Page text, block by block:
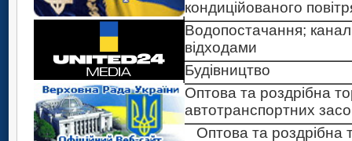
кондиційованого
Водопостачання;
відходами
Будівництво
Оптова та роздрібна
автотранспортних
Оптова та роздрібна
Переробна
Постачання
кондиційованого
Водопостачання;
відходами
Будівництво
Усього
Сільське, лісове та рибне
Рибне господарство
Промисловість
Добувна
Переробна
Постачання
кондиційованого